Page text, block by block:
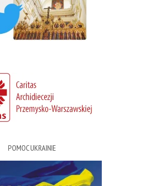
POMOC UKRAINIE